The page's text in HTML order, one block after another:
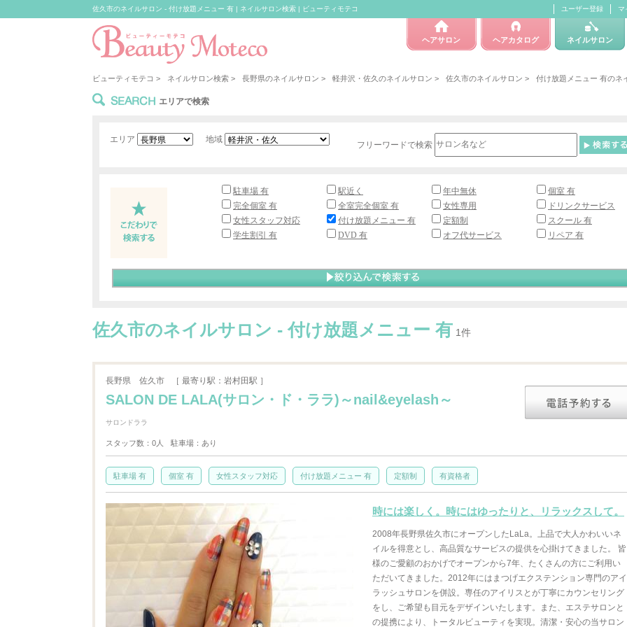
佐久市のネイルサロン - 付け放題メニュー 有 | ネイルサロン検索 | ビューティモテコ ユーザー登録 マ
ヘアサロン ヘアカタログ ネイルサロン
ビューティモテコ > ネイルサロン検索 > 長野県のネイルサロン > 軽井沢・佐久のネイルサロン > 佐久市のネイルサロン > 付け放題メニュー 有のネ
SEARCH エリアで検索
エリア 地域
フリーワードで検索
駐車場 有 駅近く 年中無休
個室 有
完全個室 有
全室完全個室 有 女性専用
ドリンクサービス
女性スタッフ対応
付け放題メニュー 有 定額制
スクール 有
学生割引 有
DVD 有 オフ代サービス リペア 有
佐久市のネイルサロン - 付け放題メニュー 有 1件
長野県 佐久市 ［ 最寄り駅：岩村田駅 ］
SALON DE LALA(サロン・ド・ララ)～nail&eyelash～
サロンドララ
スタッフ数：0人 駐車場：あり
駐車場 有 個室 有 女性スタッフ対応 付け放題メニュー 有 定額制 有資格者
時には楽しく。時にはゆったりと、リラックスして。
2008年長野県佐久市にオープンしたLaLa。上品で大人かわいいネ
イルを得意とし、高品質なサービスの提供を心掛けてきました。 皆
様のご愛顧のおかげでオープンから7年、たくさんの方にご利用い
ただいてきました。2012年にはまつげエクステンション専門のアイ
ラッシュサロンを併設。専任のアイリスとが丁寧にカウンセリング
をし、ご希望も目元をデザインいたします。また、エステサロンと
の提携により、トータルビューティを実現。清潔・安心の当サロン